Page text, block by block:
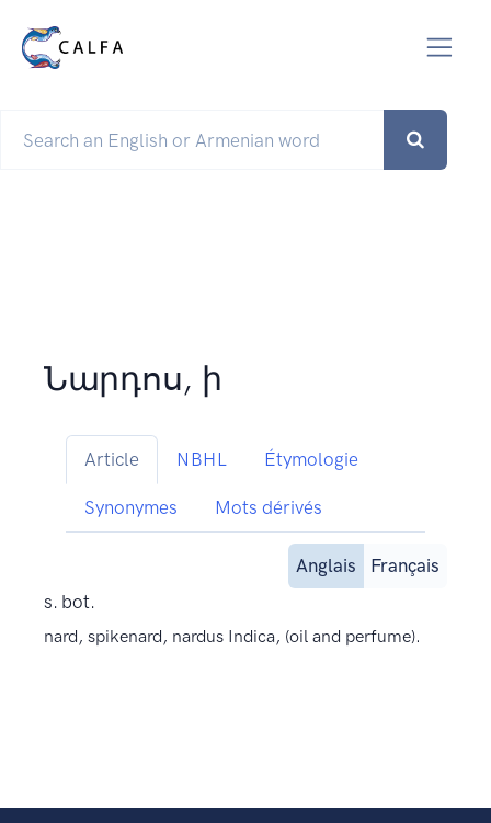
Նարդոս, ի
Article NBHL Étymologie
Synonymes Mots dérivés
Anglais
Français
s. bot.
nard, spikenard, nardus Indica, (oil and perfume).